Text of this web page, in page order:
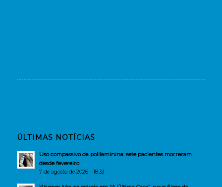
ÚLTIMAS NOTÍCIAS
Uso compassivo da polilaminina: sete pacientes morreram
desde fevereiro
7 de agosto de 2026 - 18:33